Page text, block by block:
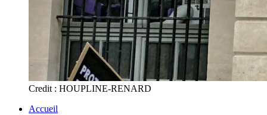
Credit : HOUPLINE-RENARD
Accueil